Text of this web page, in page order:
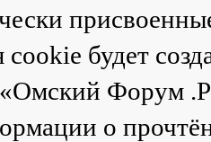
cookie будет
Форум
о